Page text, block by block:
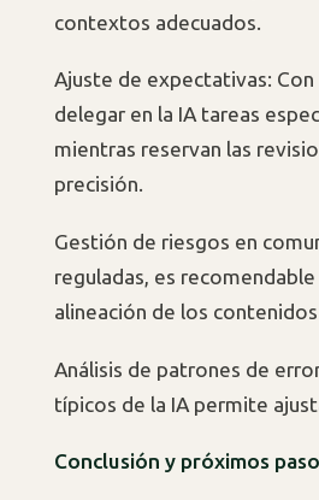
contextos adecuados.
Ajuste de expectativas:
delegar en la IA tareas
mientras reservan las
precisión.
Gestión de riesgos en
reguladas, es
alineación de los
Análisis de patrones de
típicos de la IA permite
Conclusión y próximos